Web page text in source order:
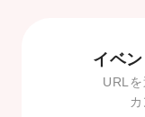
イベ
URL